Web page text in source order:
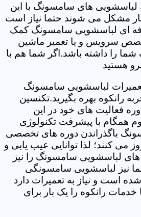
لباسشویی های سامسونگ با این
مشکل می شوند حتما نیاز است
ای لباسشویی سامسونگ کمک
تخصص سرویس و یا تعمیر ماشین
را داشته باشد.اگر شما هم با
هستید
لباسشویی سامسونگ
رانکوه بهره بگیرید.تکنسین
فعالیت های خود در این
همگام با پیشرفت تکنولوژی
باگذراندن دوره های تخصصی
می کنند؛ لذا توانایی عیب یابی و
های لباسشویی سامسونگ را نیز
نیز لباسشویی سامسونگی
است و نیاز به تعمیرات دارد
خدمات رانکوه را یک بار برای